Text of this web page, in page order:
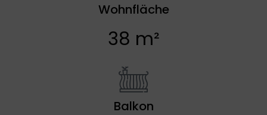
Wohnfläche
38 m²
Balkon